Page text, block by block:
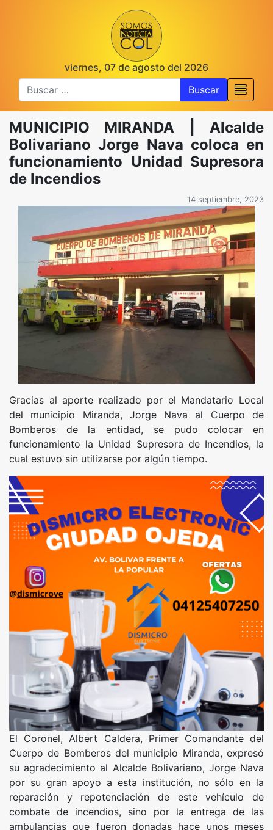
viernes, 07 de agosto del 2026
Buscar
MUNICIPIO MIRANDA | Alcalde
Bolivariano Jorge Nava coloca en
funcionamiento Unidad Supresora
de Incendios
14 septiembre, 2023
Gracias al aporte realizado por el Mandatario Local
del municipio Miranda, Jorge Nava al Cuerpo de
Bomberos de la entidad, se pudo colocar en
funcionamiento la Unidad Supresora de Incendios, la
cual estuvo sin utilizarse por algún tiempo.
El Coronel, Albert Caldera, Primer Comandante del
Cuerpo de Bomberos del municipio Miranda, expresó
su agradecimiento al Alcalde Bolivariano, Jorge Nava
por su gran apoyo a esta institución, no sólo en la
reparación y repotenciación de este vehículo de
combate de incendios, sino por la entrega de las
ambulancias que fueron donadas hace unos meses